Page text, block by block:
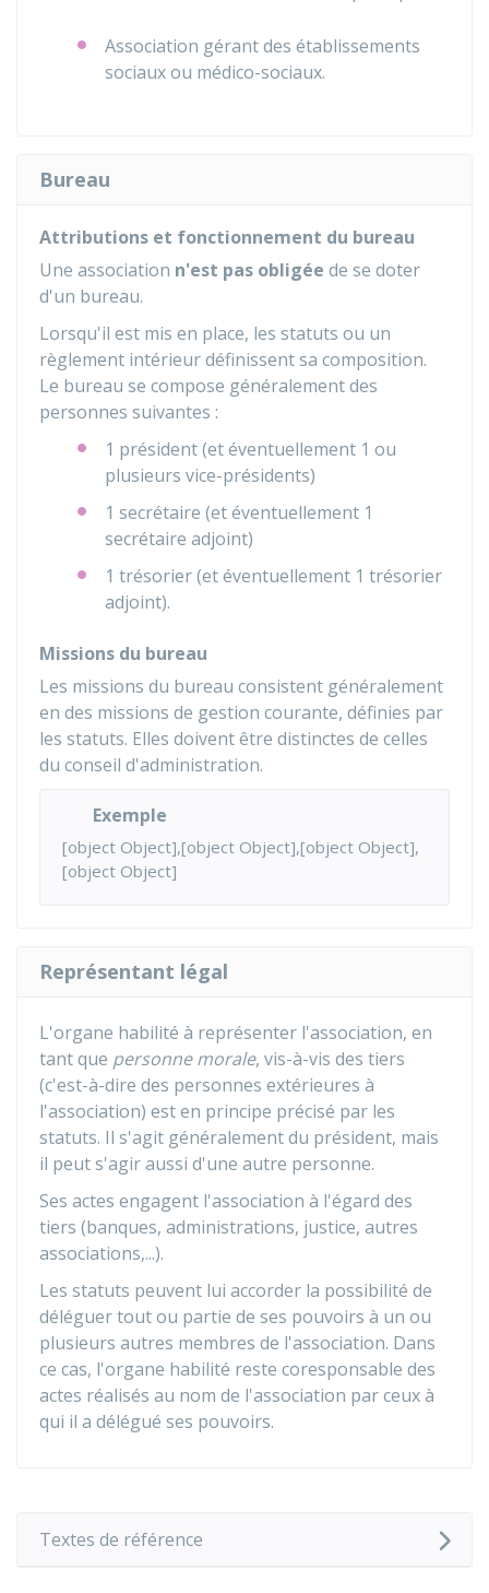
Association gérant des établissements
sociaux ou médico-sociaux.
Bureau
Attributions et fonctionnement du bureau
Une association n'est pas obligée de se doter
d'un bureau.
Lorsqu'il est mis en place, les statuts ou un
règlement intérieur définissent sa composition.
Le bureau se compose généralement des
personnes suivantes :
1 président (et éventuellement 1 ou
plusieurs vice-présidents)
1 secrétaire (et éventuellement 1
secrétaire adjoint)
1 trésorier (et éventuellement 1 trésorier
adjoint).
Missions du bureau
Les missions du bureau consistent généralement
en des missions de gestion courante, définies par
les statuts. Elles doivent être distinctes de celles
du conseil d'administration.
Exemple
[object Object],[object Object],[object Object],
[object Object]
Représentant légal
L'organe habilité à représenter l'association, en
tant que personne morale, vis-à-vis des tiers
(c'est-à-dire des personnes extérieures à
l'association) est en principe précisé par les
statuts. Il s'agit généralement du président, mais
il peut s'agir aussi d'une autre personne.
Ses actes engagent l'association à l'égard des
tiers (banques, administrations, justice, autres
associations,...).
Les statuts peuvent lui accorder la possibilité de
déléguer tout ou partie de ses pouvoirs à un ou
plusieurs autres membres de l'association. Dans
ce cas, l'organe habilité reste coresponsable des
actes réalisés au nom de l'association par ceux à
qui il a délégué ses pouvoirs.
Textes de référence